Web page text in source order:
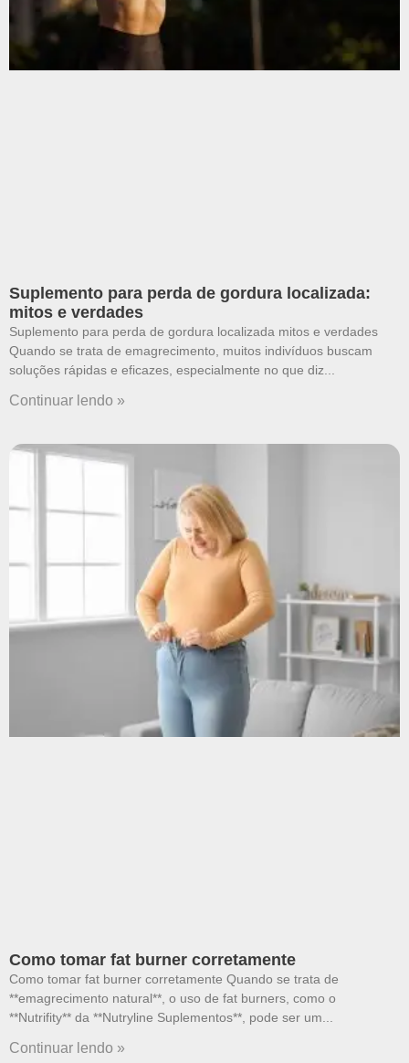
Suplemento para perda de gordura localizada:
mitos e verdades
Suplemento para perda de gordura localizada mitos e verdades
Quando se trata de emagrecimento, muitos indivíduos buscam
soluções rápidas e eficazes, especialmente no que diz
Continuar lendo »
Como tomar fat burner corretamente
Como tomar fat burner corretamente Quando se trata de
**emagrecimento natural**, o uso de fat burners, como o
**Nutrifity** da **Nutryline Suplementos**, pode ser um
Continuar lendo »